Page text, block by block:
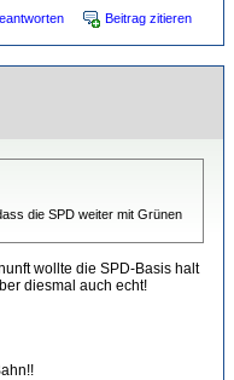
Beitrag zitieren
die SPD weiter mit Grünen
wollte die SPD-Basis halt
diesmal auch echt!